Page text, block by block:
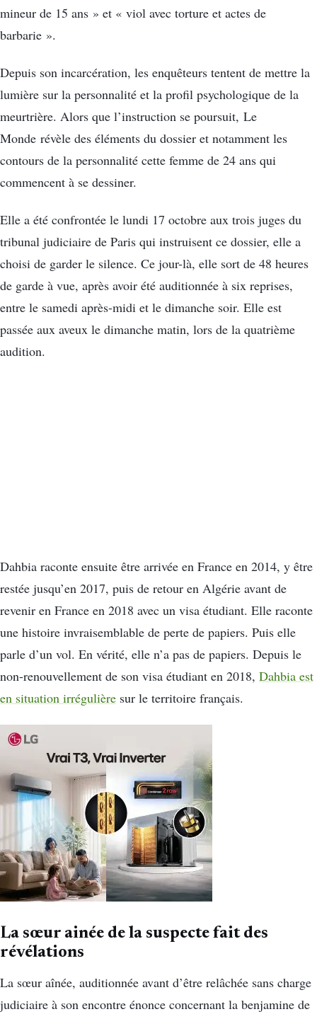
mineur de 15 ans » et « viol avec torture et actes de
barbarie ».
Depuis son incarcération, les enquêteurs tentent de mettre la
lumière sur la personnalité et la profil psychologique de la
meurtrière. Alors que l’instruction se poursuit, Le
Monde révèle des éléments du dossier et notamment les
contours de la personnalité cette femme de 24 ans qui
commencent à se dessiner.
Elle a été confrontée le lundi 17 octobre aux trois juges du
tribunal judiciaire de Paris qui instruisent ce dossier, elle a
choisi de garder le silence. Ce jour-là, elle sort de 48 heures
de garde à vue, après avoir été auditionnée à six reprises,
entre le samedi après-midi et le dimanche soir. Elle est
passée aux aveux le dimanche matin, lors de la quatrième
audition.
Dahbia raconte ensuite être arrivée en France en 2014, y être
restée jusqu’en 2017, puis de retour en Algérie avant de
revenir en France en 2018 avec un visa étudiant. Elle raconte
une histoire invraisemblable de perte de papiers. Puis elle
parle d’un vol. En vérité, elle n’a pas de papiers. Depuis le
non-renouvellement de son visa étudiant en 2018, Dahbia est
en situation irrégulière sur le territoire français.
La sœur ainée de la suspecte fait des
révélations
La sœur aînée, auditionnée avant d’être relâchée sans charge
judiciaire à son encontre énonce concernant la benjamine de